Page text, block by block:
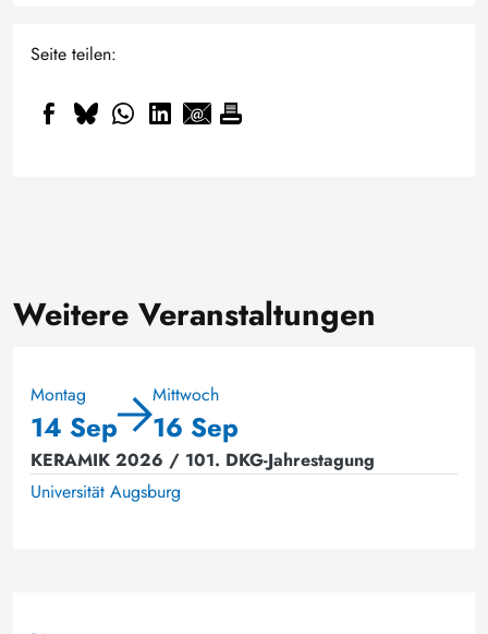
Seite teilen:
Weitere Veranstaltungen
Montag
14 Sep
Mittwoch
16 Sep
KERAMIK 2026 / 101. DKG-Jahrestagung
Universität Augsburg